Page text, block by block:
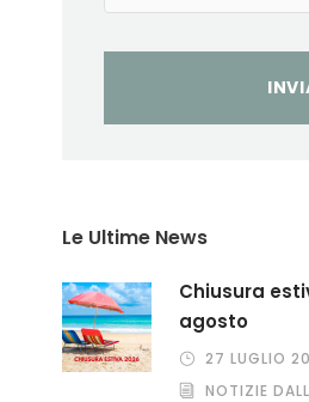
Le Ultime News
Chiusura
agosto
27 LUGLIO
NOTIZIE